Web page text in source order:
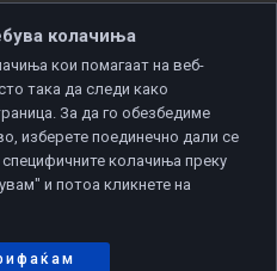
by
Политика за колачиња
колачиња
кои помагаат на веб-
така да следи како
За да го обезбедиме
изберете поединечно дали се
колачиња преку
и потоа кликнете на